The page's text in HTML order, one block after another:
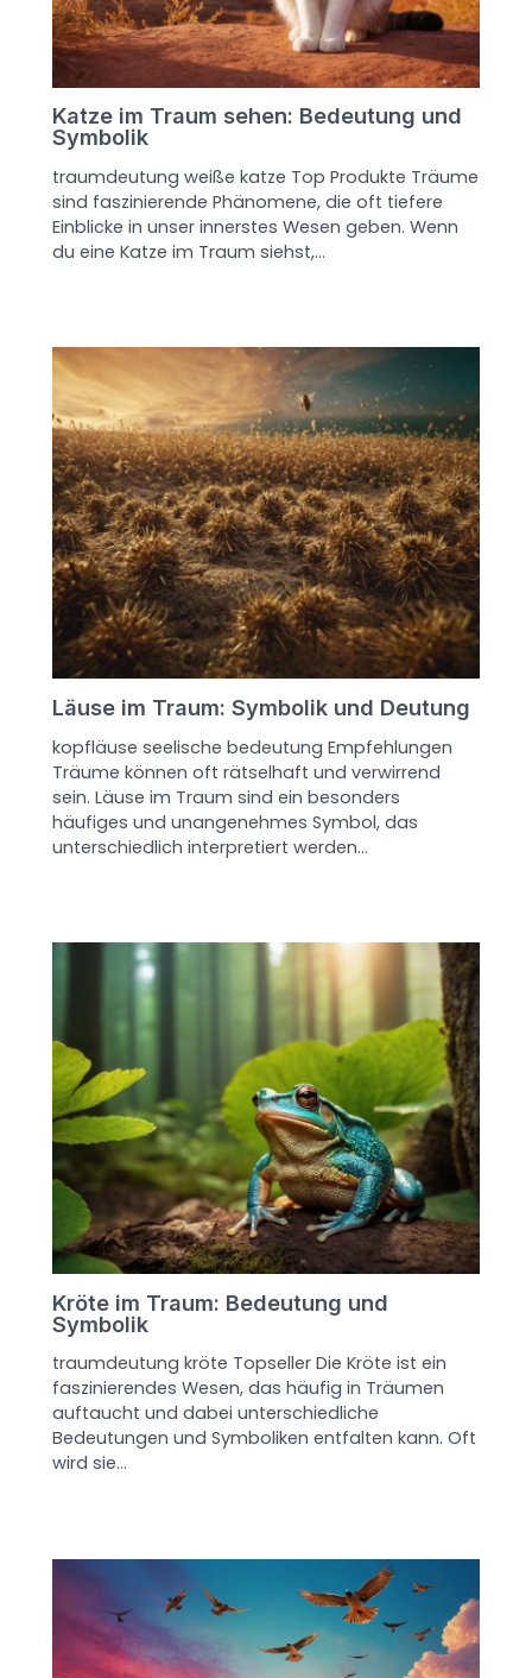
Katze im Traum sehen: Bedeutung und
Symbolik
traumdeutung weiße katze Top Produkte Träume
sind faszinierende Phänomene, die oft tiefere
Einblicke in unser innerstes Wesen geben. Wenn
du eine Katze im Traum siehst,…
Läuse im Traum: Symbolik und Deutung
kopfläuse seelische bedeutung Empfehlungen
Träume können oft rätselhaft und verwirrend
sein. Läuse im Traum sind ein besonders
häufiges und unangenehmes Symbol, das
unterschiedlich interpretiert werden…
Kröte im Traum: Bedeutung und
Symbolik
traumdeutung kröte Topseller Die Kröte ist ein
faszinierendes Wesen, das häufig in Träumen
auftaucht und dabei unterschiedliche
Bedeutungen und Symboliken entfalten kann. Oft
wird sie…